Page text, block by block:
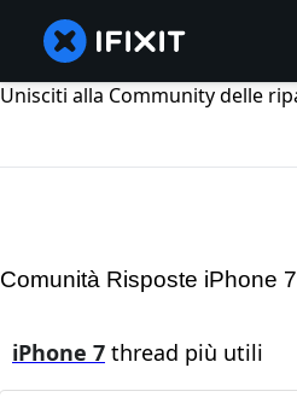
Unisciti alla Community delle
Comunità Risposte iPhone 7
iPhone 7 thread più utili